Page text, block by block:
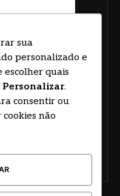
sua
personalizado e
escolher quais
Personalizar.
consentir ou
não